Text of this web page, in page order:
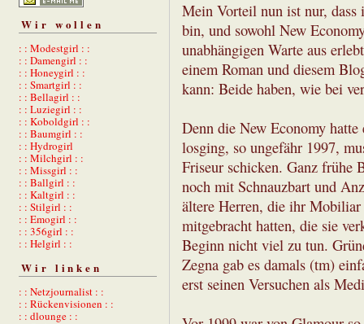
Wir wollen
: : Modestgirl : :
: : Damengirl : :
: : Honeygirl : :
: : Smartgirl : :
: : Bellagirl : :
: : Luziegirl : :
: : Koboldgirl : :
: : Baumgirl : :
: : Hydrogirl
: : Milchgirl : :
: : Missgirl : :
: : Ballgirl : :
: : Kaltgirl : :
: : Stilgirl : :
: : Emogirl : :
: : 356girl : :
: : Helgirl : :
Wir linken
: : Netzjournalist : :
: : Rückenvisionen : :
: : dlounge : :
Mein Vorteil nun ist nur, dass
bin, und sowohl New
unabhängigen Warte aus
einem Roman und diesem
kann: Beide haben, wie bei
Denn die New Economy
losging, so ungefähr 1997,
Friseur schicken. Ganz frühe
noch mit Schnauzbart und
ältere Herren, die ihr Mobiliar
mitgebracht hatten, die sie
Beginn nicht viel zu tun.
Zegna gab es damals (tm)
erst seinen Versuchen als